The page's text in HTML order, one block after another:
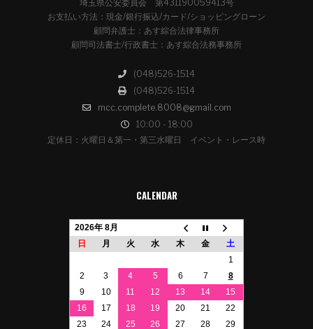
埼玉県公安委員会 第431190059413号
お支払い方法：現金/銀行振込/カード/ショッピングローン
顧問弁護士：あす綜合法律事務所
顧問司法書士/行政書士：あす綜合法務事務所
(048)526-1514
(048)526-1514
mcc.complete.8008@gmail.com
10:00 - 18:00
定休日：火曜日＆第一・第三水曜日 イベント・レース時
CALENDAR
2026年 8月
日
月 火 水 木 金
土
1
2
3 4 5 6 7
8
9
10 11 12 13 14
15
16
17 18 19 20 21
22
23
24 25 26 27 28 29